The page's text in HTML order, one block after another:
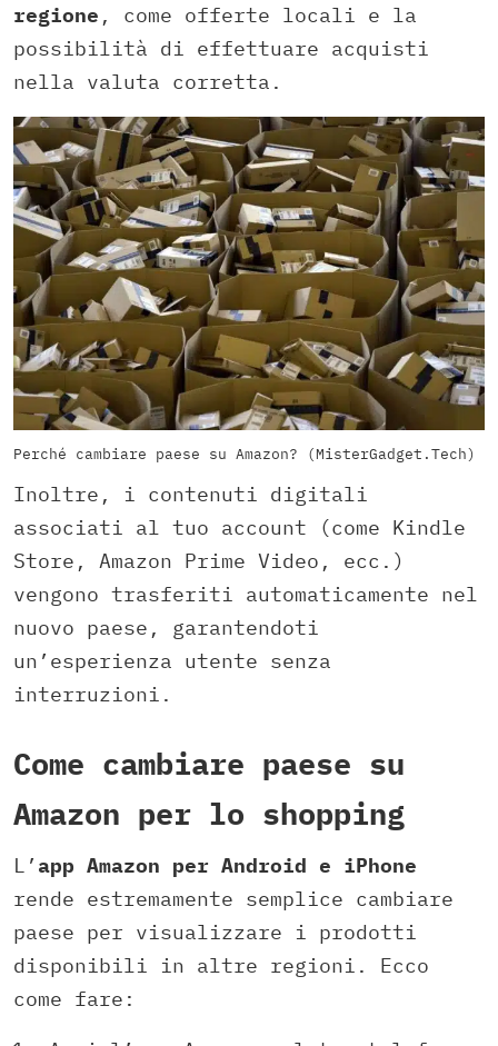
regione , come offerte locali e la
possibilità di effettuare acquisti
nella valuta corretta.
Perché cambiare paese su Amazon? (MisterGadget.Tech)
Inoltre, i contenuti digitali
associati al tuo account (come Kindle
Store, Amazon Prime Video, ecc.)
vengono trasferiti automaticamente nel
nuovo paese, garantendoti
un’esperienza utente senza
interruzioni.
Come cambiare paese su
Amazon per lo shopping
L’ app Amazon per Android e iPhone
rende estremamente semplice cambiare
paese per visualizzare i prodotti
disponibili in altre regioni. Ecco
come fare: